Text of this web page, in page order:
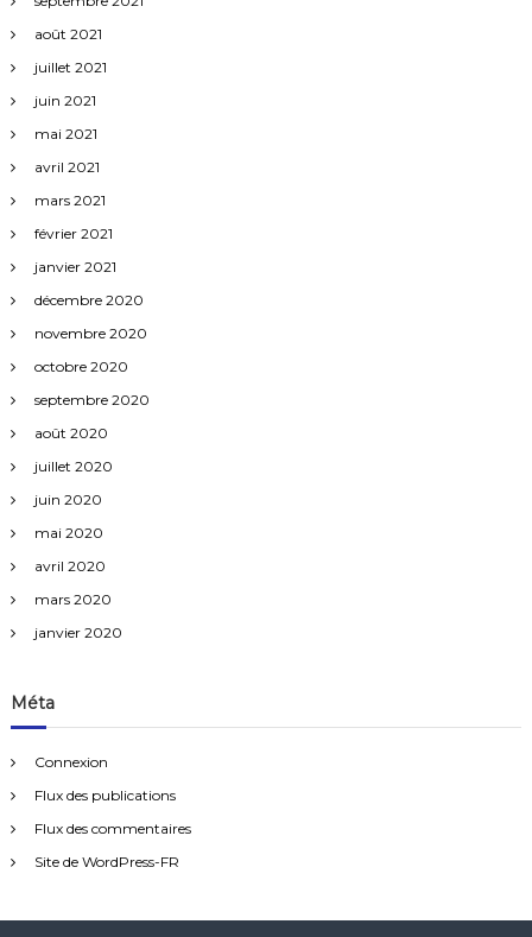
août 2021
juillet 2021
juin 2021
mai 2021
avril 2021
mars 2021
février 2021
janvier 2021
décembre 2020
novembre 2020
octobre 2020
septembre 2020
août 2020
juillet 2020
juin 2020
mai 2020
avril 2020
mars 2020
janvier 2020
Méta
Connexion
Flux des publications
Flux des commentaires
Site de WordPress-FR